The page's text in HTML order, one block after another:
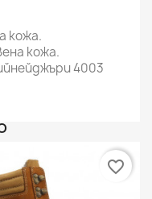
кожа.
кожа.
4003
favorite_border